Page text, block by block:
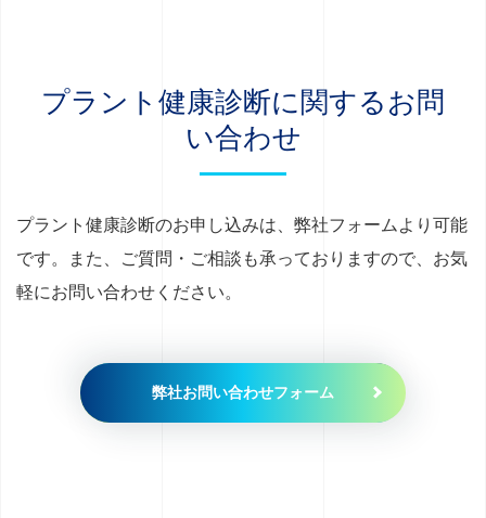
プラント健康診断に関するお問
い合わせ
プラント健康診断のお申し込みは、弊社フォームより可能
です。また、ご質問・ご相談も承っておりますので、お気
軽にお問い合わせください。
弊社お問い合わせフォーム